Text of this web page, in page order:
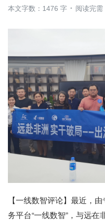
本文字数：1476 字
阅读完需
【一线数智评论】最近，
务平台“一线数智”，与远